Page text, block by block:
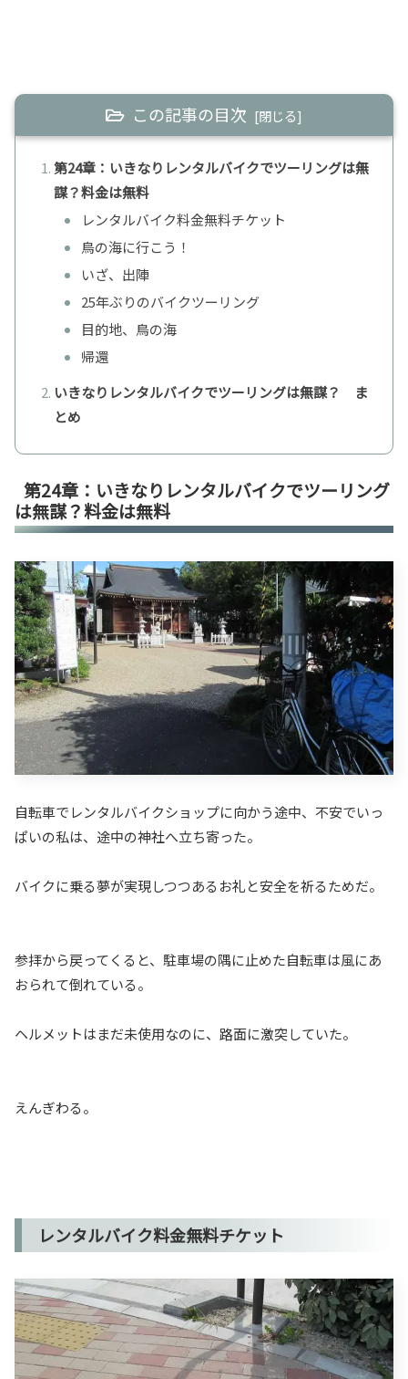
この記事の目次
第24章：いきなりレンタルバイクでツーリングは無
謀？料金は無料
レンタルバイク料金無料チケット
鳥の海に行こう！
いざ、出陣
25年ぶりのバイクツーリング
目的地、鳥の海
帰還
いきなりレンタルバイクでツーリングは無謀？ ま
とめ
第24章：いきなりレンタルバイクでツーリング
は無謀？料金は無料
自転車でレンタルバイクショップに向かう途中、不安でいっ
ぱいの私は、途中の神社へ立ち寄った。
バイクに乗る夢が実現しつつあるお礼と安全を祈るためだ。
参拝から戻ってくると、駐車場の隅に止めた自転車は風にあ
おられて倒れている。
ヘルメットはまだ未使用なのに、路面に激突していた。
えんぎわる。
レンタルバイク料金無料チケット